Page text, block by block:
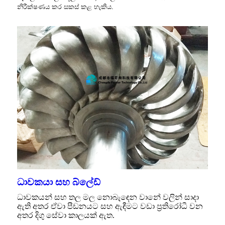
නිරීක්ෂණය කර සකස් කළ හැකිය.
ධාවකයා සහ බ්ලේඩ්
ධාවකයන් සහ තල මල නොබැඳෙන වානේ වලින් සාදා
ඇති අතර ඒවා පීඩනයට සහ ඇඳීමට වඩා ප්‍රතිරෝධී වන
අතර දිගු සේවා කාලයක් ඇත.